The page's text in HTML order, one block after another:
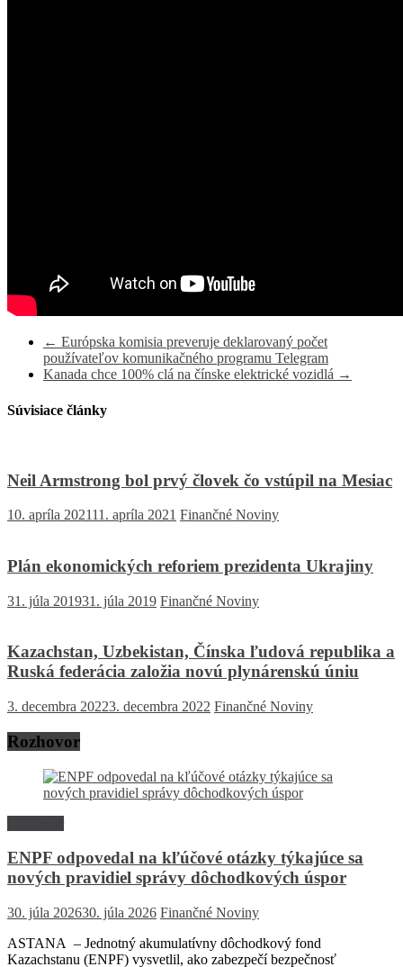
← Európska komisia preveruje deklarovaný počet
používateľov komunikačného programu Telegram
Kanada chce 100% clá na čínske elektrické vozidlá →
Súvisiace články
Neil Armstrong bol prvý človek čo vstúpil na Mesiac
10. apríla 202111. apríla 2021 Finančné Noviny
Plán ekonomických reforiem prezidenta Ukrajiny
31. júla 201931. júla 2019 Finančné Noviny
Kazachstan, Uzbekistan, Čínska ľudová republika a
Ruská federácia založia novú plynárenskú úniu
3. decembra 20223. decembra 2022 Finančné Noviny
Rozhovor
ENPF odpovedal na kľúčové otázky týkajúce sa
nových pravidiel správy dôchodkových úspor
30. júla 202630. júla 2026 Finančné Noviny
ASTANA – Jednotný akumulatívny dôchodkový fond
Kazachstanu (ENPF) vysvetlil, ako zabezpečí bezpečnosť